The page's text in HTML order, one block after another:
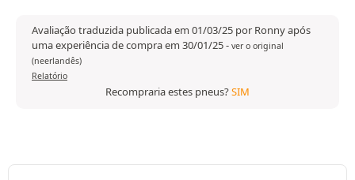
Avaliação traduzida publicada em 01/03/25 por Ronny após
uma experiência de compra em 30/01/25- ver o original
(neerlandês)
Relatório
Recompraria estes pneus?SIM